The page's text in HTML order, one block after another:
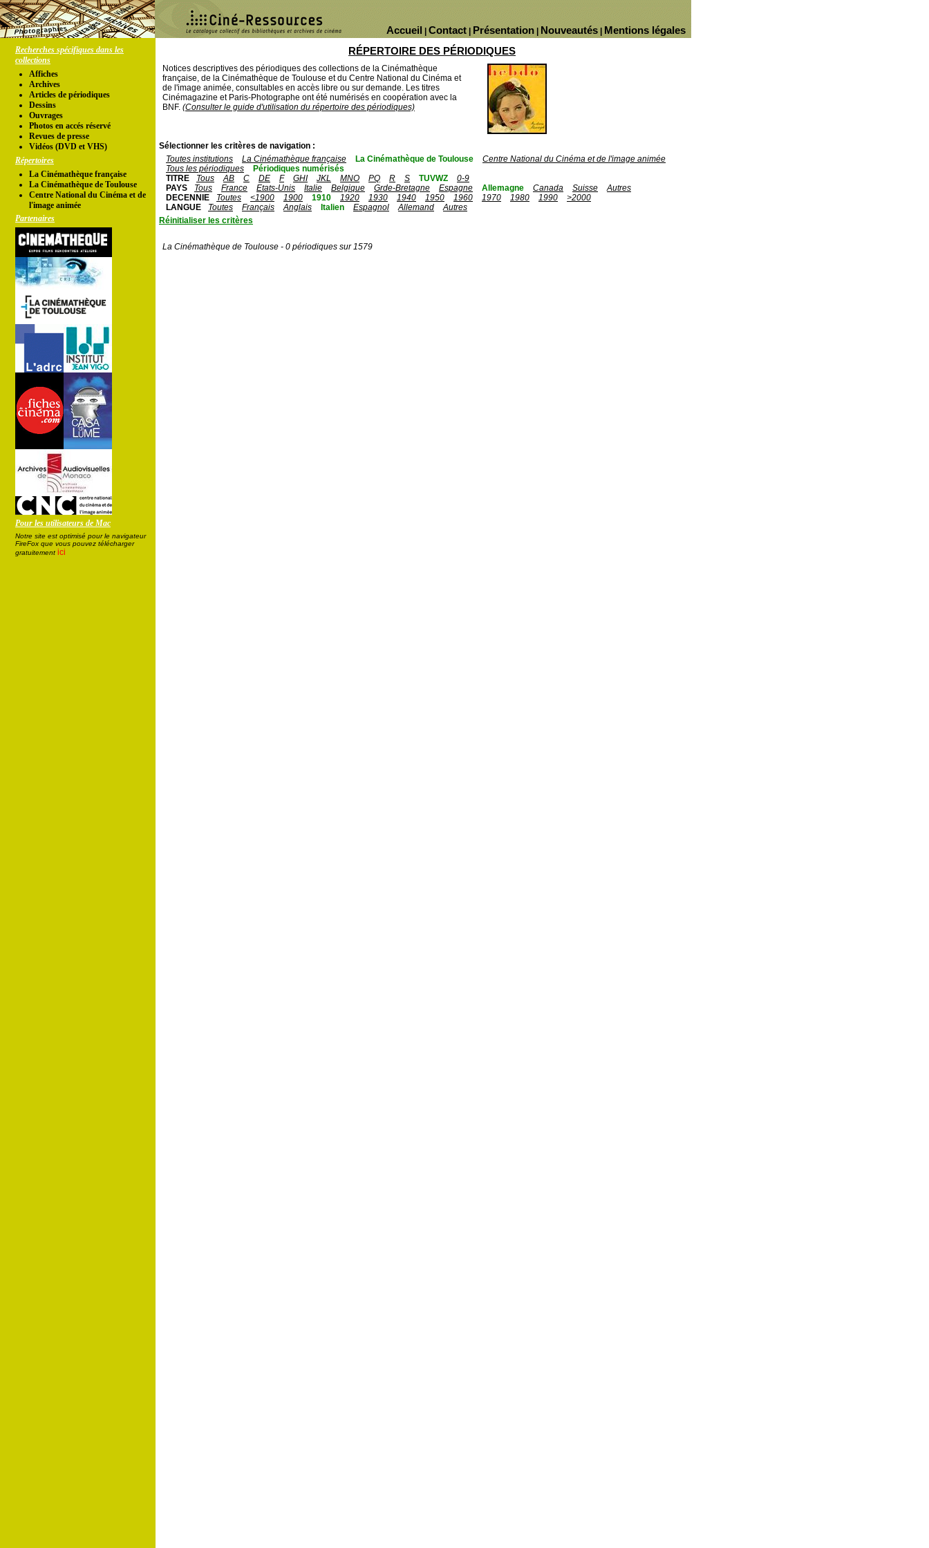
Mentions légales
Nouveautés
Présentation
Contact
Accueil
Recherches spécifiques dans les
collections
Affiches
Archives
Articles de périodiques
Dessins
Ouvrages
Photos en accés réservé
Revues de presse
Vidéos (DVD et VHS)
Répertoires
La Cinémathèque française
La Cinémathèque de Toulouse
Centre National du Cinéma et de
l'image animée
Partenaires
Pour les utilisateurs de Mac
Notre site est optimisé pour le navigateur
FireFox que vous pouvez télécharger
gratuitement ici
RÉPERTOIRE DES PÉRIODIQUES
Notices descriptives des périodiques des collections de la Cinémathèque
française, de la Cinémathèque de Toulouse et du Centre National du Cinéma et
de l'image animée, consultables en accès libre ou sur demande. Les titres
Cinémagazine et Paris-Photographe ont été numérisés en coopération avec la
BNF. (Consulter le guide d'utilisation du répertoire des périodiques)
Sélectionner les critères de navigation :
Toutes institutions
La Cinémathèque française La Cinémathèque de Toulouse
Centre National du Cinéma et de l'image animée
Tous les périodiques
Périodiques numérisés
TITRE
Tous AB C DE F GHI JKL MNO PQ R S TUVWZ
0-9
PAYS
Tous France Etats-Unis Italie Belgique Grde-Bretagne Espagne Allemagne Canada Suisse
Autres
DECENNIE
Toutes <1900 1900 1910 1920 1930 1940 1950 1960 1970 1980 1990
>2000
LANGUE
Toutes Français Anglais Italien Espagnol Allemand
Autres
Réinitialiser les critères
La Cinémathèque de Toulouse - 0 périodiques sur 1579